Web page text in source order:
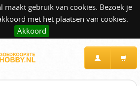
maakt gebruik van cookies. Bezoek je
met het plaatsen van cookies.
Akkoord